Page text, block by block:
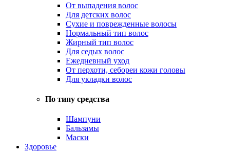
От выпадения волос
Для детских волос
Сухие и поврежденные волосы
Нормальный тип волос
Жирный тип волос
Для седых волос
Ежедневный уход
От перхоти, себореи кожи головы
Для укладки волос
По типу средства
Шампуни
Бальзамы
Маски
Здоровье